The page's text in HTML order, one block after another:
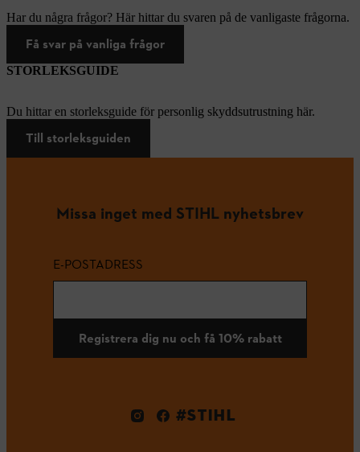
Har du några frågor? Här hittar du svaren på de vanligaste frågorna.
Få svar på vanliga frågor
STORLEKSGUIDE
Du hittar en storleksguide för personlig skyddsutrustning här.
Till storleksguiden
Missa inget med STIHL nyhetsbrev
E-POSTADRESS
Registrera dig nu och få 10% rabatt
#STIHL